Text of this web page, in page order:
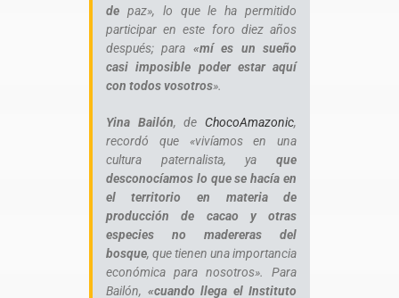
de paz», lo que le ha permitido
participar en este foro diez años
después; para «mí es un sueño
casi imposible poder estar aquí
con todos vosotros».
Yina Bailón, de ChocoAmazonic,
recordó que «vivíamos en una
cultura paternalista, yaque
desconocíamos lo que se hacía en
el territorio en materia de
producción de cacao y otras
especies no madereras del
bosque, que tienen una importancia
económica para nosotros». Para
Bailón, «cuando llega el Instituto